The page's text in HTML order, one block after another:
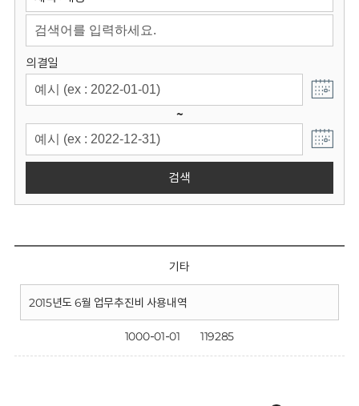
회
의결일
~
검색
기타
2015년도 6월 업무추진비 사용내역
1000-01-01 119285